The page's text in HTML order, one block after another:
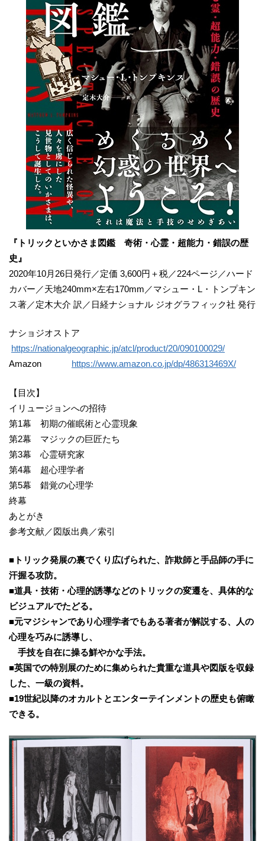
『トリックといかさま図鑑 奇術・心霊・超能力・錯誤の歴
史』
2020年10月26日発行／定価 3,600円＋税／224ページ／ハード
カバー／天地240mm×左右170mm／マシュー・L・トンプキン
ス著／定木大介 訳／日経ナショナル ジオグラフィック社 発行
ナショジオストア
https://nationalgeographic.jp/atcl/product/20/090100029/
Amazon https://www.amazon.co.jp/dp/486313469X/
【目次】
イリュージョンへの招待
第1幕 初期の催眠術と心霊現象
第2幕 マジックの巨匠たち
第3幕 心霊研究家
第4幕 超心理学者
第5幕 錯覚の心理学
終幕
あとがき
参考文献／図版出典／索引
■トリック発展の裏でくり広げられた、詐欺師と手品師の手に
汗握る攻防。
■道具・技術・心理的誘導などのトリックの変遷を、具体的な
ビジュアルでたどる。
■元マジシャンであり心理学者でもある著者が解説する、人の
心理を巧みに誘導し、
手技を自在に操る鮮やかな手法。
■英国での特別展のために集められた貴重な道具や図版を収録
した、一級の資料。
■19世紀以降のオカルトとエンターテインメントの歴史も俯瞰
できる。